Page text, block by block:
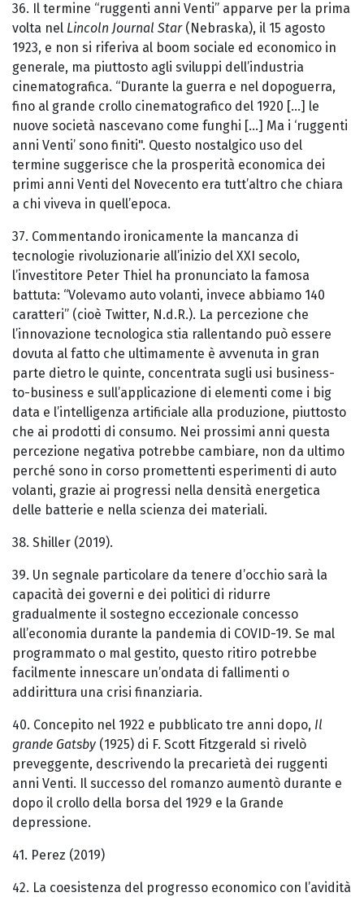
36. Il termine “ruggenti anni Venti” apparve per la prima
volta nel Lincoln Journal Star (Nebraska), il 15 agosto
1923, e non si riferiva al boom sociale ed economico in
generale, ma piuttosto agli sviluppi dell’industria
cinematografica. “Durante la guerra e nel dopoguerra,
fino al grande crollo cinematografico del 1920 [...] le
nuove società nascevano come funghi [...] Ma i ‘ruggenti
anni Venti’ sono finiti". Questo nostalgico uso del
termine suggerisce che la prosperità economica dei
primi anni Venti del Novecento era tutt’altro che chiara
a chi viveva in quell’epoca.
37. Commentando ironicamente la mancanza di
tecnologie rivoluzionarie all’inizio del XXI secolo,
l’investitore Peter Thiel ha pronunciato la famosa
battuta: “Volevamo auto volanti, invece abbiamo 140
caratteri” (cioè Twitter, N.d.R.). La percezione che
l’innovazione tecnologica stia rallentando può essere
dovuta al fatto che ultimamente è avvenuta in gran
parte dietro le quinte, concentrata sugli usi business-
to-business e sull’applicazione di elementi come i big
data e l’intelligenza artificiale alla produzione, piuttosto
che ai prodotti di consumo. Nei prossimi anni questa
percezione negativa potrebbe cambiare, non da ultimo
perché sono in corso promettenti esperimenti di auto
volanti, grazie ai progressi nella densità energetica
delle batterie e nella scienza dei materiali.
38. Shiller (2019).
39. Un segnale particolare da tenere d’occhio sarà la
capacità dei governi e dei politici di ridurre
gradualmente il sostegno eccezionale concesso
all’economia durante la pandemia di COVID-19. Se mal
programmato o mal gestito, questo ritiro potrebbe
facilmente innescare un’ondata di fallimenti o
addirittura una crisi finanziaria.
40. Concepito nel 1922 e pubblicato tre anni dopo, Il
grande Gatsby (1925) di F. Scott Fitzgerald si rivelò
preveggente, descrivendo la precarietà dei ruggenti
anni Venti. Il successo del romanzo aumentò durante e
dopo il crollo della borsa del 1929 e la Grande
depressione.
41. Perez (2019)
42. La coesistenza del progresso economico con l’avidità